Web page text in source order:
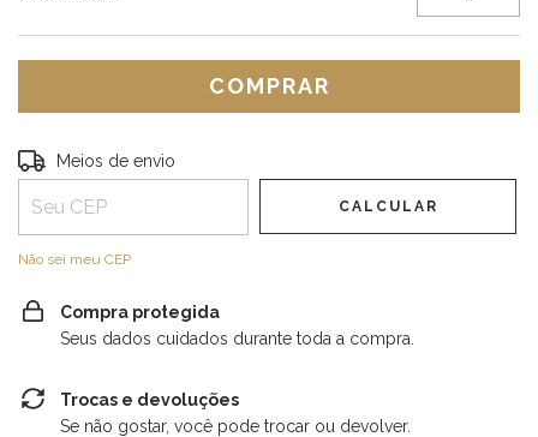
Entregas para o CEP:
Meios de envio
CALCULAR
Não sei meu CEP
Compra protegida
Seus dados cuidados durante toda a compra.
Trocas e devoluções
Se não gostar, você pode trocar ou devolver.